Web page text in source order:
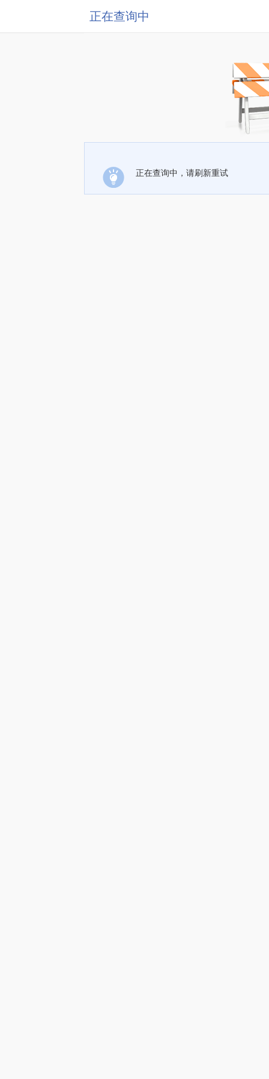
正在查询中
正在查询中，请刷新重试